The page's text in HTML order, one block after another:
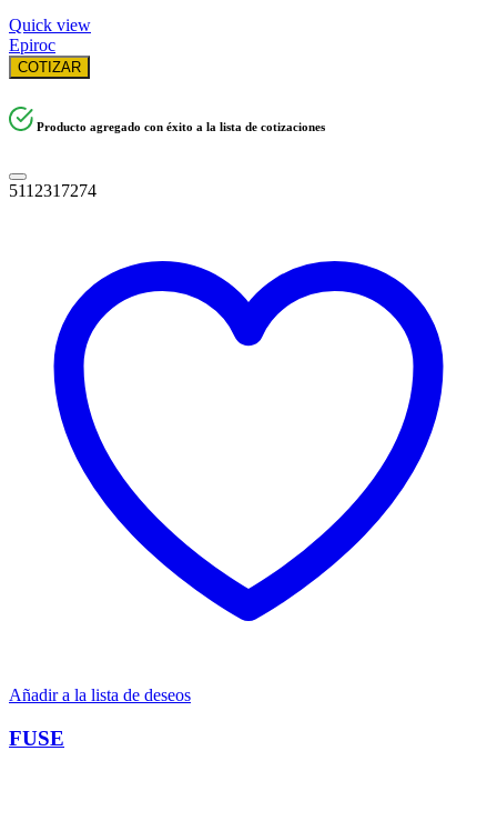
Quick view
Epiroc
COTIZAR
Producto agregado con éxito a la lista de cotizaciones
5112317274
Añadir a la lista de deseos
FUSE